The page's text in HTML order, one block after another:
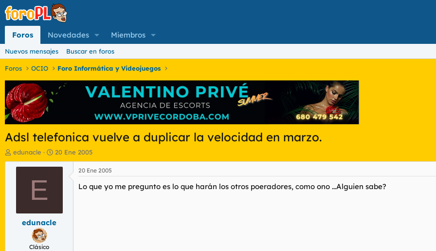
Foros Novedades Miembros
Nuevos mensajes Buscar en foros
Foros OCIO Foro Informática y Videojuegos
Adsl telefonica vuelve a duplicar la velocidad en marzo.
I
n
o
edunacle
F
e
c
i
n
20 Ene 2005
E
edunacle
Clásico
20 Ene 2005
Lo que yo me pregunto es lo que harán los otros poeradores, como ono ...Alguien sabe?